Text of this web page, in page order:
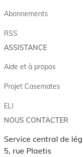
Abonnements
RSS
ASSISTANCE
Aide et à propos
Projet Casemates
ELI
NOUS CONTACTER
Service central de
5, rue Plaetis